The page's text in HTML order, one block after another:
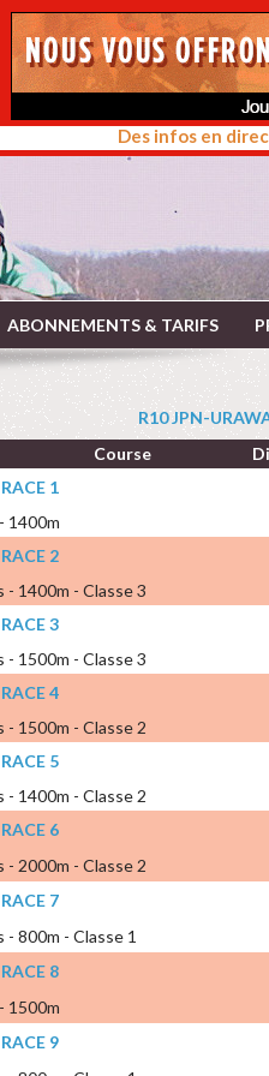
Des infos en
ABONNEMENTS & TARIFS
R10 JPN-
Course
RACE 1
1400m
RACE 2
- 1400m - Classe 3
RACE 3
- 1500m - Classe 3
RACE 4
- 1500m - Classe 2
RACE 5
- 1400m - Classe 2
RACE 6
- 2000m - Classe 2
RACE 7
- 800m - Classe 1
RACE 8
1500m
RACE 9